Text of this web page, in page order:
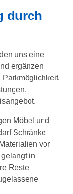
durch
uns eine
ergänzen
Parkmöglichkeit,
Möbel und
Schränke
vor
in
Reste